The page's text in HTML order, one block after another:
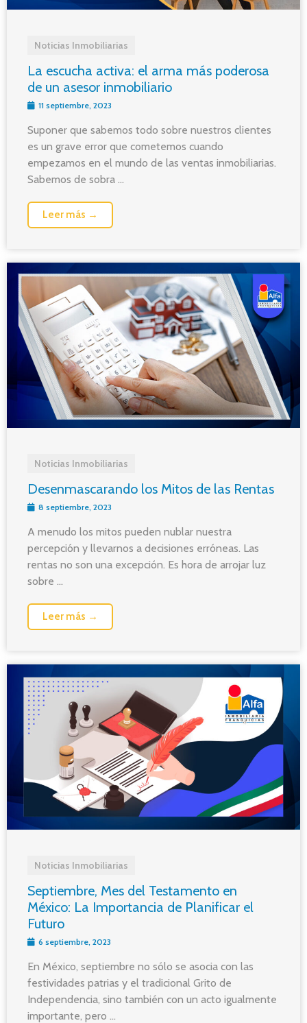
Noticias Inmobiliarias
La escucha activa: el arma más poderosa
de un asesor inmobiliario
11 septiembre, 2023
Suponer que sabemos todo sobre nuestros clientes
es un grave error que cometemos cuando
empezamos en el mundo de las ventas inmobiliarias.
Sabemos de sobra ...
Leer más →
Noticias Inmobiliarias
Desenmascarando los Mitos de las Rentas
8 septiembre, 2023
A menudo los mitos pueden nublar nuestra
percepción y llevarnos a decisiones erróneas. Las
rentas no son una excepción. Es hora de arrojar luz
sobre ...
Leer más →
Noticias Inmobiliarias
Septiembre, Mes del Testamento en
México: La Importancia de Planificar el
Futuro
6 septiembre, 2023
En México, septiembre no sólo se asocia con las
festividades patrias y el tradicional Grito de
Independencia, sino también con un acto igualmente
importante, pero ...